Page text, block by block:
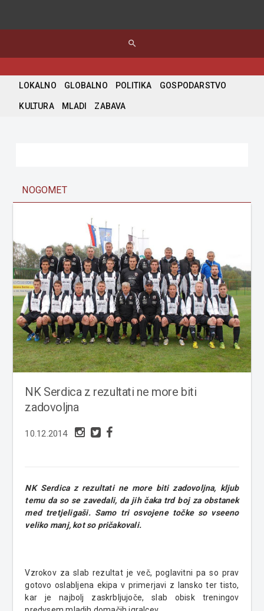
search
LOKALNO GLOBALNO POLITIKA GOSPODARSTVO
KULTURA MLADI ZABAVA
NOGOMET
NK Serdica z rezultati ne more biti
zadovoljna
10.12.2014
NK Serdica z rezultati ne more biti zadovoljna, kljub
temu da so se zavedali, da jih čaka trd boj za obstanek
med tretjeligaši. Samo tri osvojene točke so vseeno
veliko manj, kot so pričakovali.
Vzrokov za slab rezultat je več, poglavitni pa so prav
gotovo oslabljena ekipa v primerjavi z lansko ter tisto,
kar je najbolj zaskrbljujoče, slab obisk treningov